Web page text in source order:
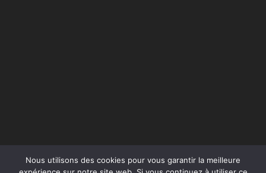
Nous utilisons des cookies pour vous garantir la meilleure